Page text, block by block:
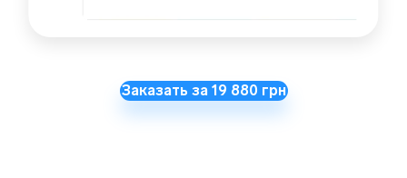
Заказать за 19 880 грн